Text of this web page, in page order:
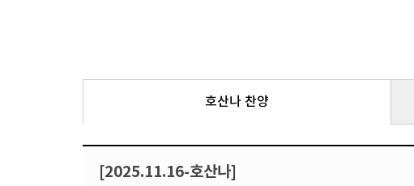
호산나 찬양
[2025.11.16-호산나]